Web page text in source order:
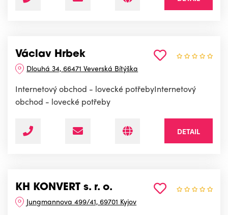
Václav Hrbek
Dlouhá 34, 66471 Veverská Bítýška
Internetový obchod - lovecké potřebyInternetový
obchod - lovecké potřeby
DETAIL
KH KONVERT s. r. o.
Jungmannova 499/41, 69701 Kyjov